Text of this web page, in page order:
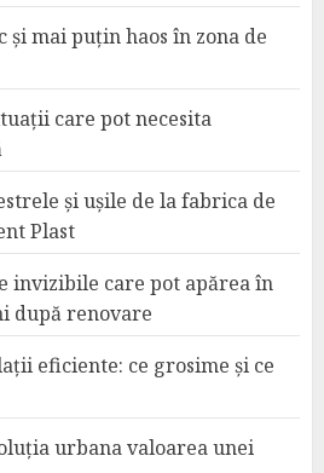
și mai puțin haos în zona de
care pot necesita
și ușile de la fabrica de
Plast
invizibile care pot apărea în
după renovare
eficiente: ce grosime și ce
urbana valoarea unei